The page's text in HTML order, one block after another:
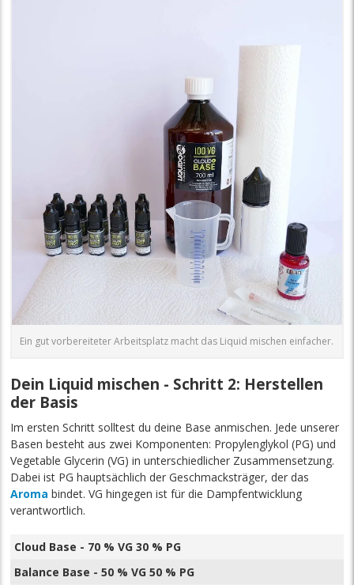
Ein gut vorbereiteter Arbeitsplatz macht das Liquid mischen einfacher.
Dein Liquid mischen - Schritt 2: Herstellen
der Basis
Im ersten Schritt solltest du deine Base anmischen. Jede unserer
Basen besteht aus zwei Komponenten: Propylenglykol (PG) und
Vegetable Glycerin (VG) in unterschiedlicher Zusammensetzung.
Dabei ist PG hauptsächlich der Geschmacksträger, der das
Aroma bindet. VG hingegen ist für die Dampfentwicklung
verantwortlich.
Cloud Base - 70 % VG 30 % PG
Balance Base - 50 % VG 50 % PG